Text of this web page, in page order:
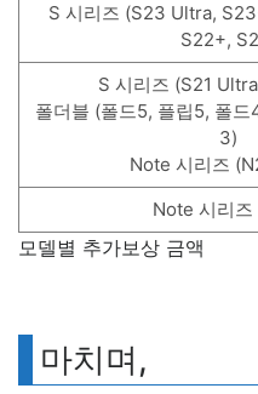
S 시리즈 (S23 Ultra,
S22+,
S 시리즈 (S21
폴더블 (폴드5, 플립5, 폴
3)
Note 시리즈
Note 시리즈
모델별 추가보상 금액
마치며,